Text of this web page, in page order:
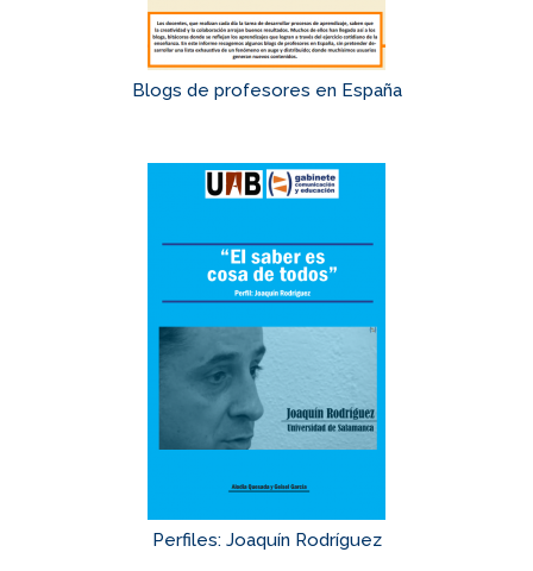
Blogs de profesores en España
Perfiles: Joaquín Rodríguez